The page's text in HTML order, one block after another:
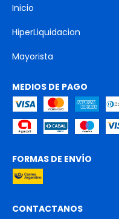
Inicio
HiperLiquidacion
Mayorista
MEDIOS DE PAGO
FORMAS DE ENVÍO
CONTACTANOS